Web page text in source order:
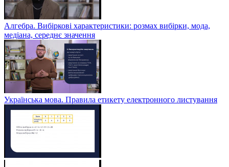
Алгебра. Вибіркові характеристики: розмах вибірки, мода,
медіана, середнє значення
Українська мова. Правила етикету електронного листування